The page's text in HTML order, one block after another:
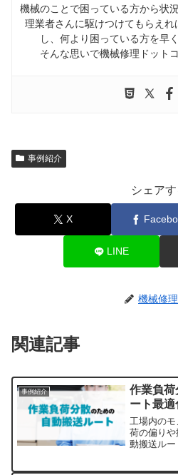
機械のことで困っている方から状
理業者さんに駆けつけてもらえ
し、何より困っている方を早
そんな思いで機械修理ドット
事例紹介
シェアす
X
LINE
機械修
関連記事
事例紹介
作業負
ート最適
工場内の
荷の偏り
動搬送ルー